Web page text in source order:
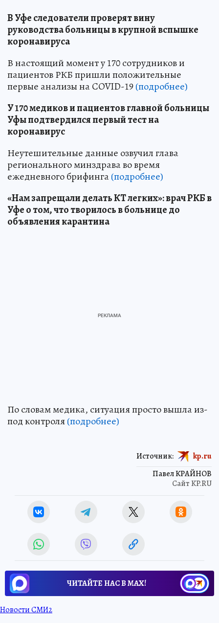
В Уфе следователи проверят вину
руководства больницы в крупной вспышке
коронавируса
В настоящий момент у 170 сотрудников и
пациентов РКБ пришли положительные
первые анализы на COVID-19(подробнее)
У 170 медиков и пациентов главной больницы
Уфы подтвердился первый тест на
коронавирус
Неутешительные данные озвучил глава
регионального минздрава во время
ежедневного брифинга(подробнее)
«Нам запрещали делать КТ легких»: врач РКБ в
Уфе о том, что творилось в больнице до
объявления карантина
По словам медика, ситуация просто вышла из-
под контроля(подробнее)
Павел КРАЙНОВ
Сайт KP.RU
Источник: kp.ru
ЧИТАЙТЕ НАС В МАХ!
Новости СМИ2